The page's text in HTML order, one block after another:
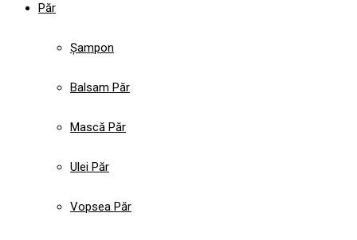
Păr
Șampon
Balsam Păr
Mască Păr
Ulei Păr
Vopsea Păr